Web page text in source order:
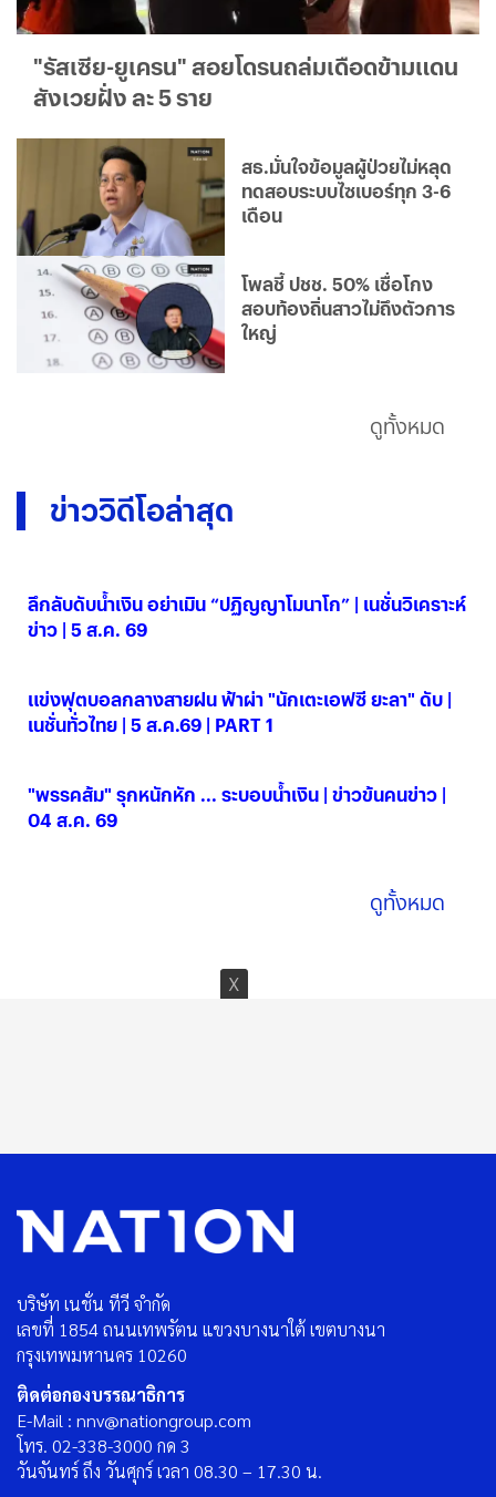
"รัสเซีย-ยูเครน" สอยโดรนถล่มเดือดข้ามแดน
สังเวยฝั่ง ละ 5 ราย
สธ.มั่นใจข้อมูลผู้ป่วยไม่หลุด
ทดสอบระบบไซเบอร์ทุก 3-6
เดือน
โพลชี้ ปชช. 50% เชื่อโกง
สอบท้องถิ่นสาวไม่ถึงตัวการ
ใหญ่
ดูทั้งหมด
ข่าววิดีโอล่าสุด
ลึกลับดับน้ำเงิน อย่าเมิน “ปฏิญญาโมนาโก” | เนชั่นวิเคราะห์
ข่าว | 5 ส.ค. 69
แข่งฟุตบอลกลางสายฝน ฟ้าผ่า "นักเตะเอฟซี ยะลา" ดับ |
เนชั่นทั่วไทย | 5 ส.ค.69 | PART 1
"พรรคส้ม" รุกหนักหัก ... ระบอบน้ำเงิน | ข่าวข้นคนข่าว |
04 ส.ค. 69
ดูทั้งหมด
บริษัท เนชั่น ทีวี จำกัด
เลขที่ 1854 ถนนเทพรัตน แขวงบางนาใต้ เขตบางนา
กรุงเทพมหานคร 10260
ติดต่อกองบรรณาธิการ
E-Mail : nnv@nationgroup.com
โทร. 02-338-3000 กด 3
วันจันทร์ ถึง วันศุกร์ เวลา 08.30 – 17.30 น.